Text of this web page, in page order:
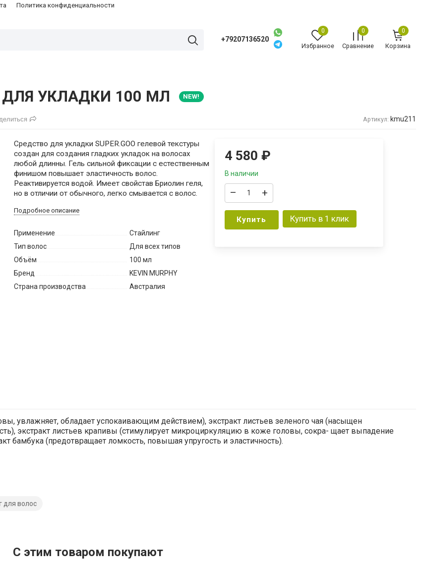
Политика конфиденциальности
+79207136520
0
Избранное
0
Сравнение
0
Корзина
ДЛЯ УКЛАДКИ 100 МЛ NEW!
Артикул: kmu211
Средство для укладки SUPER.GOO гелевой текстуры
создан для создания гладких укладок на волосах
любой длинны. Гель сильной фиксации с естественным
финишом повышает эластичность волос.
Реактивируется водой. Имеет свойстав Бриолин геля,
но в отличии от обычного, легко смывается с волос.
Подробное описание
Применение
Стайлинг
Тип волос
Для всех типов
Объём
100 мл
Бренд
KEVIN MURPHY
Страна производства
Австралия
4 580 ₽
В наличии
– +
Купить Купить в 1 клик
увлажняет, обладает успокаивающим действием), экстракт листьев зеленого чая (насыщен
экстракт листьев крапивы (стимулирует микроциркуляцию в коже головы, сокра- щает выпадение
бамбука (предотвращает ломкость, повышая упругость и эластичность).
для волос
C этим товаром покупают